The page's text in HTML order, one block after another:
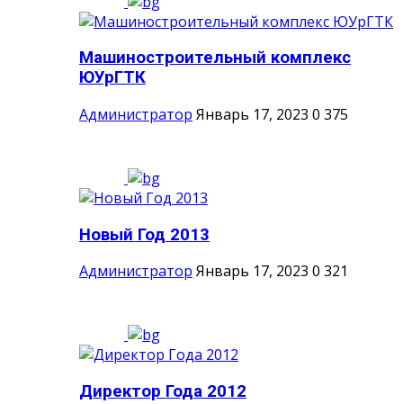
Машиностроительный комплекс
ЮУрГТК
Администратор Январь 17, 2023 0 375
Новый Год 2013
Администратор Январь 17, 2023 0 321
Директор Года 2012